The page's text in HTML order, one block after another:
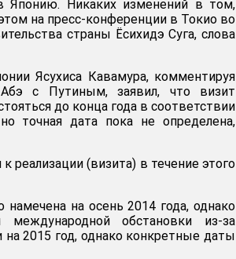
Японию. Никаких изменений в том,
на пресс-конференции в Токио во
страны Ёсихидэ Суга, слова
Ясухиса Кавамура, комментируя
с Путиным, заявил, что визит
до конца года в соответствии
точная дата пока не определена,
реализации (визита) в течение этого
на осень 2014 года, однако
обстановки из-за
на 2015 год, однако конкретные даты